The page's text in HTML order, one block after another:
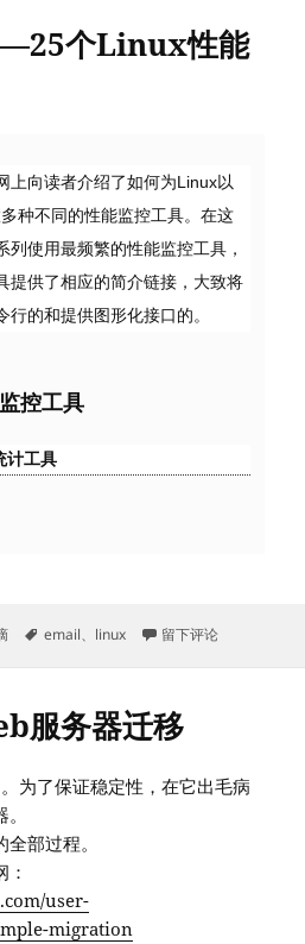
个Linux性能
上向读者介绍了如何为Linux以
种不同的性能监控工具。在这
列使用最频繁的性能监控工具，
提供了相应的简介链接，大致将
的和提供图形化接口的。
控工具
计工具
个Linux性能监控工具
标
email、 linux 于你值得拥有——25
留下评论
服务器迁移
为了保证稳定性，在它出毛病
部过程。
user-
migration